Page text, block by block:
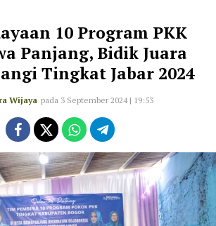
10 Program PKK
Panjang, Bidik Juara
Tingkat Jabar 2024
Wijaya pada 3 September 2024 | 19:53